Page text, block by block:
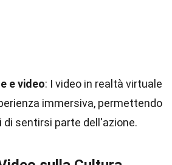
e video: I video in realtà virtuale
immersiva, permettendo
sentirsi parte dell'azione.